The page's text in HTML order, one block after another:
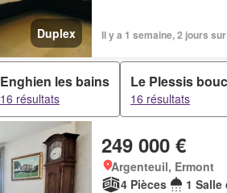
Duplex Il y a 1 semaine, 2 jours
Enghien les bains
16 résultats
Le Plessis
16 résultats
249 000 €
Argenteuil, Ermont
4 Pièces
1 Salle